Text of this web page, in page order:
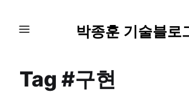
박종훈 기술블로
Tag #구현